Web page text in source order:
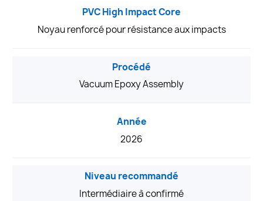
PVC High Impact Core
Noyau renforcé pour résistance aux impacts
Procédé
Vacuum Epoxy Assembly
Année
2026
Niveau recommandé
Intermédiaire à confirmé